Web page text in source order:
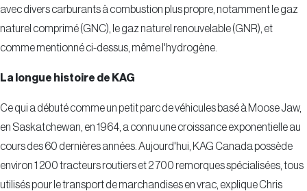
avec divers carburants à combustion plus propre, notamment le gaz
naturel comprimé (GNC), le gaz naturel renouvelable (GNR), et
comme mentionné ci-dessus, même l'hydrogène.
La longue histoire de KAG
Ce qui a débuté comme un petit parc de véhicules basé à Moose Jaw,
en Saskatchewan, en 1964, a connu une croissance exponentielle au
cours des 60 dernières années. Aujourd'hui, KAG Canada possède
environ 1 200 tracteurs routiers et 2 700 remorques spécialisées, tous
utilisés pour le transport de marchandises en vrac, explique Chris